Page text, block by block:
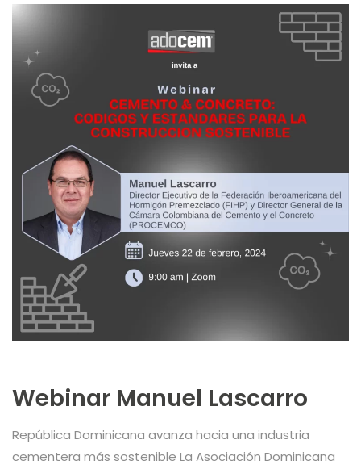
Webinar Manuel Lascarro
República Dominicana avanza hacia una industria
cementera más sostenible La Asociación Dominicana